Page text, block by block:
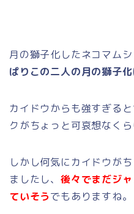
月の獅子化したネコマムシ
ぱりこの二人の月の獅子
カイドウからも強すぎる
クがちょっと可哀想なくら
しかし何気にカイドウが
ましたし、 後々でまだジ
ていそうでもありますね。